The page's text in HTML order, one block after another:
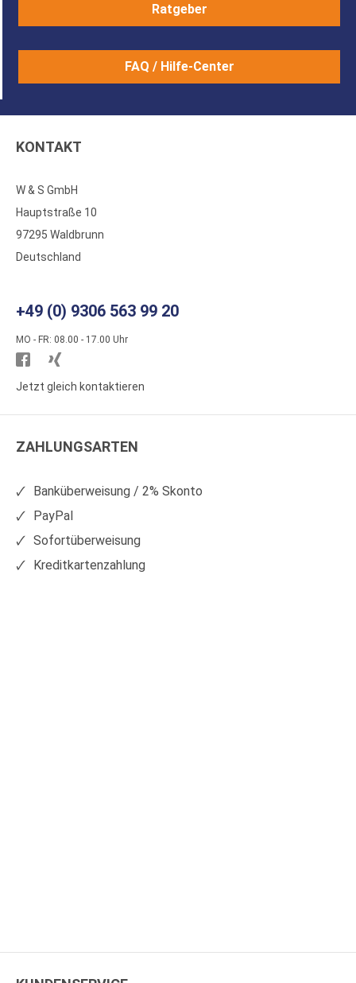
Ratgeber
FAQ / Hilfe-Center
KONTAKT
W & S GmbH
Hauptstraße 10
97295 Waldbrunn
Deutschland
+49 (0) 9306 563 99 20
MO - FR: 08.00 - 17.00 Uhr
Besuchen
Sie
auf
Sie
auf
Jetzt gleich kontaktieren
ZAHLUNGSARTEN
Banküberweisung / 2% Skonto
PayPal
Sofortüberweisung
Kreditkartenzahlung